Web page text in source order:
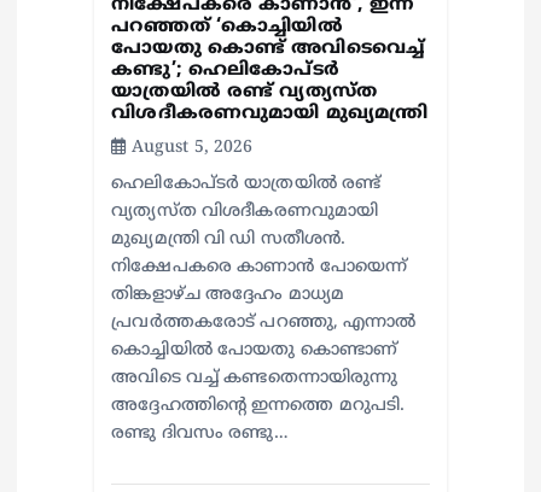
നിക്ഷേപകരെ കാണാൻ’, ഇന്ന്
പറഞ്ഞത് ‘കൊച്ചിയിൽ
പോയതു കൊണ്ട് അവിടെവെച്ച്
കണ്ടു’; ഹെലികോപ്ടർ
യാത്രയിൽ രണ്ട് വ്യത്യസ്ത
വിശദീകരണവുമായി മുഖ്യമന്ത്രി
August 5, 2026
ഹെലികോപ്ടർ യാത്രയിൽ രണ്ട്
വ്യത്യസ്ത വിശദീകരണവുമായി
മുഖ്യമന്ത്രി വി ഡി സതീശൻ.
നിക്ഷേപകരെ കാണാൻ പോയെന്ന്
തിങ്കളാഴ്ച അദ്ദേഹം മാധ്യമ
പ്രവർത്തകരോട് പറഞ്ഞു, എന്നാൽ
കൊച്ചിയിൽ പോയതു കൊണ്ടാണ്
അവിടെ വച്ച് കണ്ടതെന്നായിരുന്നു
അദ്ദേഹത്തിന്റെ ഇന്നത്തെ മറുപടി.
രണ്ടു ദിവസം രണ്ടു…